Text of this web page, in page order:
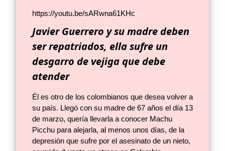
https://youtu.be/sARwna61KHc
Javier Guerrero y su madre deben
ser repatriados, ella sufre un
desgarro de vejiga que debe
atender
Él es otro de los colombianos que desea volver a
su país. Llegó con su madre de 67 años el día 13
de marzo, quería llevarla a conocer Machu
Picchu para alejarla, al menos unos días, de la
depresión que sufre por el asesinato de un nieto,